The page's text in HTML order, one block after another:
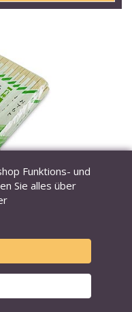
Holz, 20cm lang
Funktions- und
Sie alles über